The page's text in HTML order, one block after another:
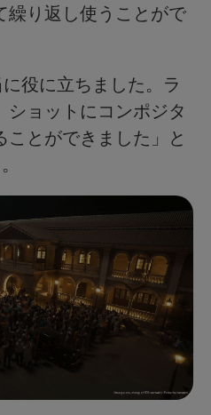
繰り返し使うことがで
役に立ちました。ラ
ショットにコンポジタ
ことができました」と